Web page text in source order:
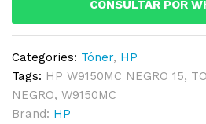
CONSULTAR POR
Categories: Tóner, HP
Tags: HP W9150MC NEGRO 15,
NEGRO, W9150MC
Brand: HP